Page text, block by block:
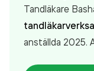
Tandläkare
anställda 2025.